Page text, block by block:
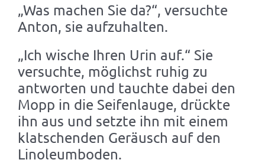
„Was machen Sie da?“, versuchte
Anton, sie aufzuhalten.
„Ich wische Ihren Urin auf.“ Sie
versuchte, möglichst ruhig zu
antworten und tauchte dabei den
Mopp in die Seifenlauge, drückte
ihn aus und setzte ihn mit einem
klatschenden Geräusch auf den
Linoleumboden.